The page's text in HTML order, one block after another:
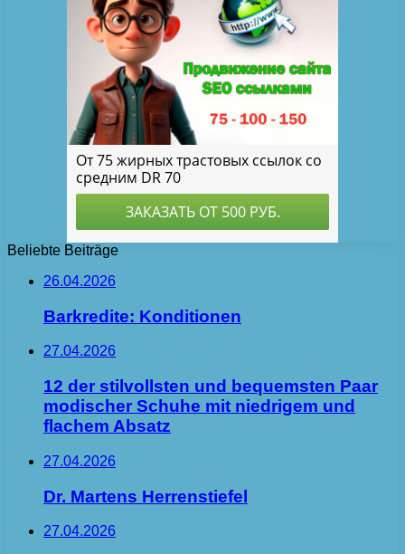
Beliebte Beiträge
26.04.2026
Barkredite: Konditionen
27.04.2026
12 der stilvollsten und bequemsten Paar
modischer Schuhe mit niedrigem und
flachem Absatz
27.04.2026
Dr. Martens Herrenstiefel
27.04.2026